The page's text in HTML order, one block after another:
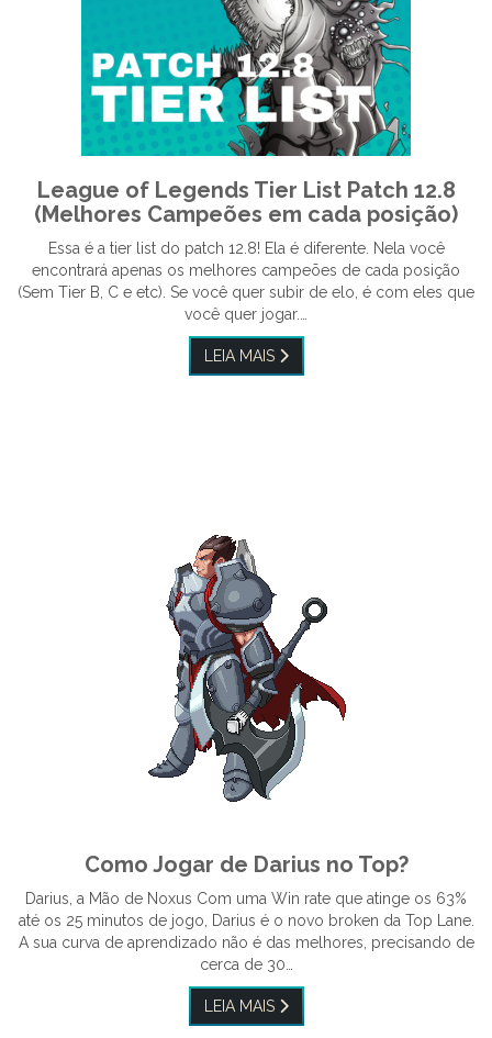
League of Legends Tier List Patch 12.8
(Melhores Campeões em cada posição)
Essa é a tier list do patch 12.8! Ela é diferente. Nela você
encontrará apenas os melhores campeões de cada posição
(Sem Tier B, C e etc). Se você quer subir de elo, é com eles que
você quer jogar.…
LEIA MAIS
Como Jogar de Darius no Top?
Darius, a Mão de Noxus Com uma Win rate que atinge os 63%
até os 25 minutos de jogo, Darius é o novo broken da Top Lane.
A sua curva de aprendizado não é das melhores, precisando de
cerca de 30…
LEIA MAIS